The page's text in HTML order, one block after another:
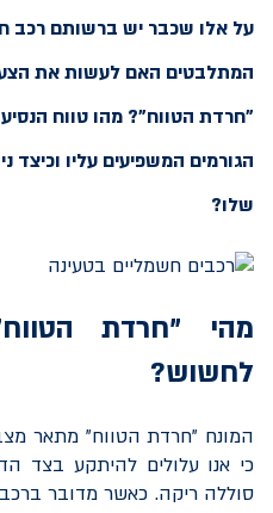
על אלו שכבר יש ברשותם רכב
המתלבטים האם לעשות את
"חרדת הטווח"? מהו טווח
הגורמים המשפיעים עליו וכיצד
שלו?
מהי "חרדת
לחשוש?
המונח "חרדת הטווח" מתאר
כי אנו עלולים להיתקע בצד
סוללה ריקה. כאשר מדובר